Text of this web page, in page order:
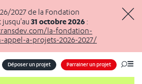
2027 de la Fondation
jusqu'au 31 octobre 2026 :
la-fondation-
appel-a-projets-2026-2027/
Déposer un projet Parrainer un projet